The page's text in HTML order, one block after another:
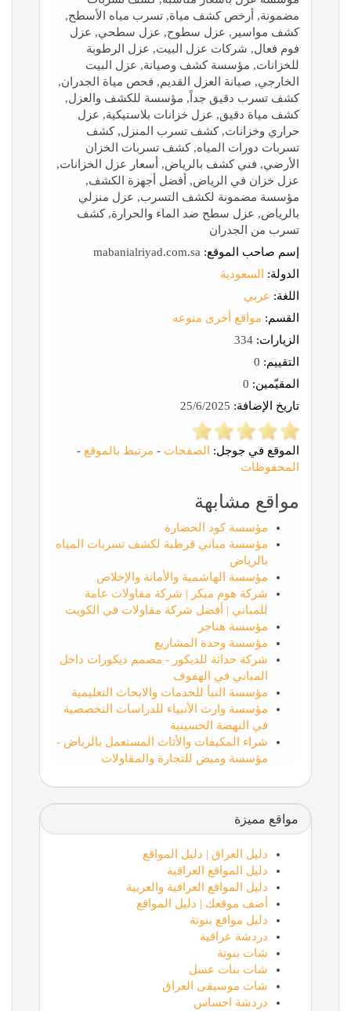
مضمونة, أرخص كشف مياة, تسرب مياه الأسطح,
كشف مواسير, عزل سطوح, عزل سطحي, عزل
فوم فعال, شركات عزل البيت, عزل الرطوبة
للخزانات, مؤسسة كشف وصيانة, عزل البيت
الخارجي, صيانة العزل القديم, فحص مياة الجدران,
كشف تسرب دقيق جداً, مؤسسة للكشف والعزل,
كشف مياة دقيق, عزل خزانات بلاستيكية, عزل
حراري وخزانات, كشف تسرب المنزل, كشف
تسربات دورات المياه, كشف تسربات الخزان
الأرضي, فني كشف بالرياض, أسعار عزل الخزانات,
عزل خزان في الرياض, أفضل أجهزة الكشف,
مؤسسة مضمونة لكشف التسرب, عزل منزلي
بالرياض, عزل سطح ضد الماء والحرارة, كشف
تسرب من الجدران
إسم صاحب الموقع:
الدولة:
السعودية
اللغة: عربي
القسم: مواقع أخرى منوعه
الزيارات:
التقييم:
المقيّمين:
تاريخ الإضافة:
الموقع في جوجل: الصفحات - مرتبط بالموقع -
المحفوظات
مواقع مشابهة
مؤسسة كود الحضارة
مؤسسة مباني قرطبة لكشف تسربات المياه
بالرياض
مؤسسة الهاشمية والأمانة والإخلاص
شركة هوم ميكر | شركة مقاولات عامة
للمباني | أفضل شركة مقاولات في الكويت
مؤسسة هناجر
مؤسسة وحدة المشاريع
شركة حداثة للديكور - مصمم ديكورات داخل
المباني في الهفوف‎
مؤسسة النبأ للخدمات والابحاث التعليمية
مؤسسة وارث الأنبياء للدراسات التخصصية
في النهضة الحسينية
شراء المكيفات والأثاث المستعمل بالرياض -
مؤسسة وميض للتجارة والمقاولات
مواقع مميزة
دليل العراق | دليل المواقع
دليل المواقع العراقية
دليل المواقع العراقية والعربية
أضف موقعك | دليل المواقع
دليل مواقع بنوتة
دردشة عراقية
شات بنوتة
شات بنات عسل
شات موسيقى العراق
دردشة احساس